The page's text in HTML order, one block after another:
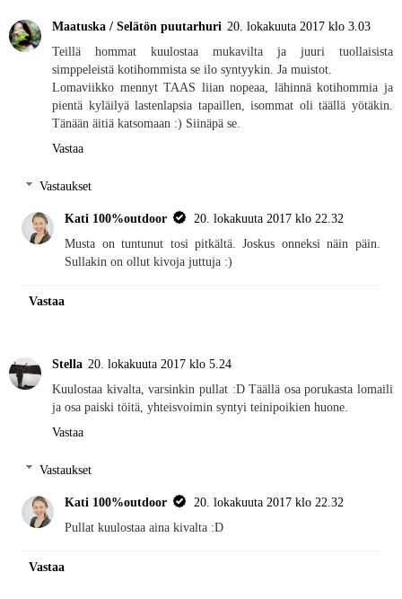
Maatuska / Selätön puutarhuri 20. lokakuuta 2017 klo 3.03
Teillä hommat kuulostaa mukavilta ja juuri tuollaisista
simppeleistä kotihommista se ilo syntyykin. Ja muistot.
Lomaviikko mennyt TAAS liian nopeaa, lähinnä kotihommia ja
pientä kyläilyä lastenlapsia tapaillen, isommat oli täällä yötäkin.
Tänään äitiä katsomaan :) Siinäpä se.
Vastaa
Vastaukset
Kati 100%outdoor
20. lokakuuta 2017 klo 22.32
Musta on tuntunut tosi pitkältä. Joskus onneksi näin päin.
Sullakin on ollut kivoja juttuja :)
Vastaa
Stella 20. lokakuuta 2017 klo 5.24
Kuulostaa kivalta, varsinkin pullat :D Täällä osa porukasta lomaili
ja osa paiski töitä, yhteisvoimin syntyi teinipoikien huone.
Vastaa
Vastaukset
Kati 100%outdoor
20. lokakuuta 2017 klo 22.32
Pullat kuulostaa aina kivalta :D
Vastaa